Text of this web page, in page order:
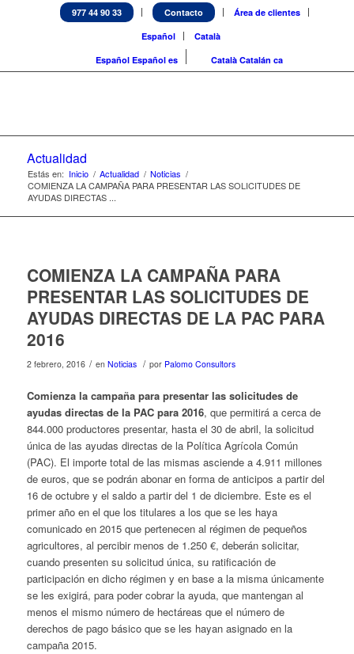
977 44 90 33 Contacto
Área de clientes
Español
Català
Español Español es Català Catalán ca
Actualidad
Estás en: Inicio / Actualidad / Noticias /
COMIENZA LA CAMPAÑA PARA PRESENTAR LAS SOLICITUDES DE
AYUDAS DIRECTAS ...
COMIENZA LA CAMPAÑA PARA
PRESENTAR LAS SOLICITUDES DE
AYUDAS DIRECTAS DE LA PAC PARA
2016
2 febrero, 2016 / en Noticias / por Palomo Consultors
Comienza la campaña para presentar las solicitudes de
ayudas directas de la PAC para 2016, que permitirá a cerca de
844.000 productores presentar, hasta el 30 de abril, la solicitud
única de las ayudas directas de la Política Agrícola Común
(PAC). El importe total de las mismas asciende a 4.911 millones
de euros, que se podrán abonar en forma de anticipos a partir del
16 de octubre y el saldo a partir del 1 de diciembre. Este es el
primer año en el que los titulares a los que se les haya
comunicado en 2015 que pertenecen al régimen de pequeños
agricultores, al percibir menos de 1.250 €, deberán solicitar,
cuando presenten su solicitud única, su ratificación de
participación en dicho régimen y en base a la misma únicamente
se les exigirá, para poder cobrar la ayuda, que mantengan al
menos el mismo número de hectáreas que el número de
derechos de pago básico que se les hayan asignado en la
campaña 2015.